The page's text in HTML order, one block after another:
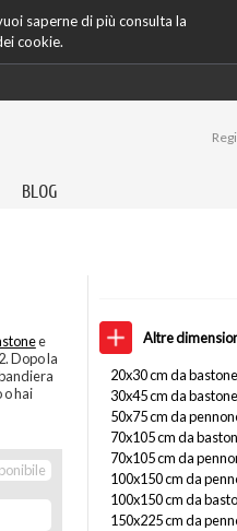
saperne di più consulta la
cookie.
BLOG
e
Dopo la
o hai
Altre
20x30 cm da
30x45 cm da
50x75 cm da
70x105 cm da
70x105 cm da
100x150 cm da
100x150 cm da
150x225 cm da